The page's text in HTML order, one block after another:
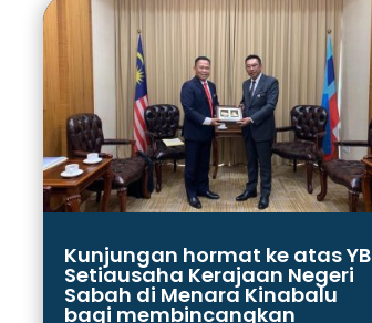
Kunjungan hormat ke atas YB
Setiausaha Kerajaan Negeri
Sabah di Menara Kinabalu
bagi membincangkan